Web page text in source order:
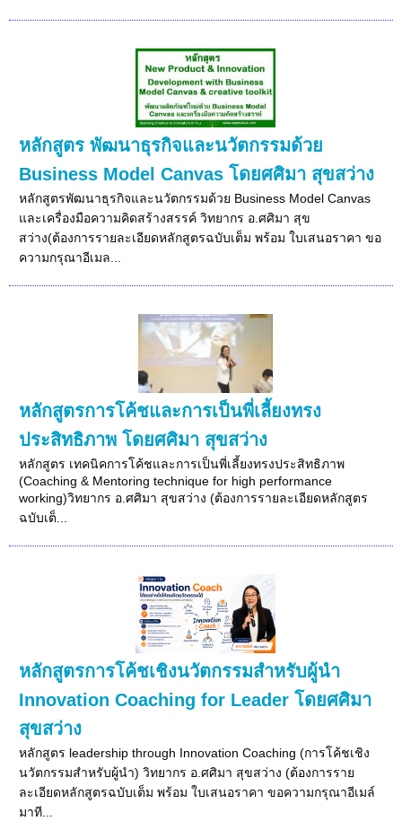
หลักสูตร พัฒนาธุรกิจและนวัตกรรมด้วย
Business Model Canvas โดยศศิมา สุขสว่าง
หลักสูตรพัฒนาธุรกิจและนวัตกรรมด้วย Business Model Canvas
และเครื่องมือความคิดสร้างสรรค์ วิทยากร อ.ศศิมา สุข
สว่าง(ต้องการรายละเอียดหลักสูตรฉบับเต็ม พร้อม ใบเสนอราคา ขอ
ความกรุณาอีเมล...
หลักสูตรการโค้ชและการเป็นพี่เลี้ยงทรง
ประสิทธิภาพ โดยศศิมา สุขสว่าง
หลักสูตร เทคนิคการโค้ชและการเป็นพี่เลี้ยงทรงประสิทธิภาพ
(Coaching & Mentoring technique for high performance
working)วิทยากร อ.ศศิมา สุขสว่าง (ต้องการรายละเอียดหลักสูตร
ฉบับเต็...
หลักสูตรการโค้ชเชิงนวัตกรรมสําหรับผู้นำ
Innovation Coaching for Leader โดยศศิมา
สุขสว่าง
หลักสูตร leadership through Innovation Coaching (การโค้ชเชิง
นวัตกรรมสําหรับผู้นำ) วิทยากร อ.ศศิมา สุขสว่าง (ต้องการราย
ละเอียดหลักสูตรฉบับเต็ม พร้อม ใบเสนอราคา ขอความกรุณาอีเมล์
มาที...